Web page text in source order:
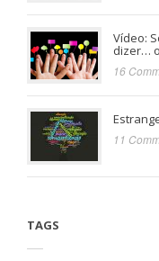
Vídeo:
dizer…
16
11
TAGS